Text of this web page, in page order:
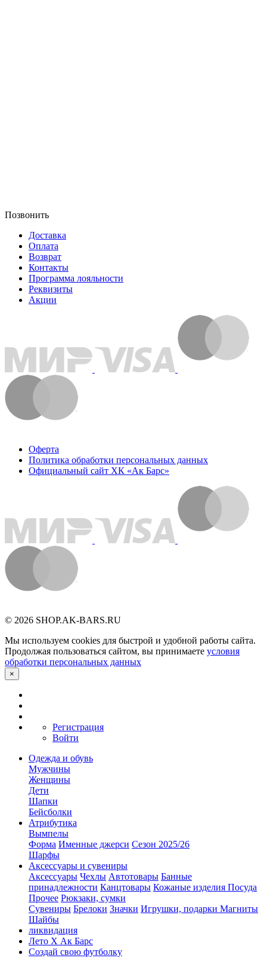
Позвонить
Доставка
Оплата
Возврат
Контакты
Программа лояльности
Реквизиты
Акции
Оферта
Политика обработки персональных данных
Официальный сайт ХК «Ак Барс»
© 2026 SHOP.AK-BARS.RU
Мы используем cookies для быстрой и удобной работы сайта.
Продолжая пользоваться сайтом, вы принимаете условия
обработки персональных данных
×
Регистрация
Войти
Одежда и обувь
Мужчины
Женщины
Дети
Шапки
Бейсболки
Атрибутика
Вымпелы
Форма Именные джерси Сезон 2025/26
Шарфы
Аксессуары и сувениры
Аксессуары Чехлы Автотовары Банные
принадлежности Канцтовары Кожаные изделия Посуда
Прочее Рюкзаки, сумки
Сувениры Брелоки Значки Игрушки, подарки Магниты
Шайбы
ликвидация
Лето Х Ак Барс
Создай свою футболку